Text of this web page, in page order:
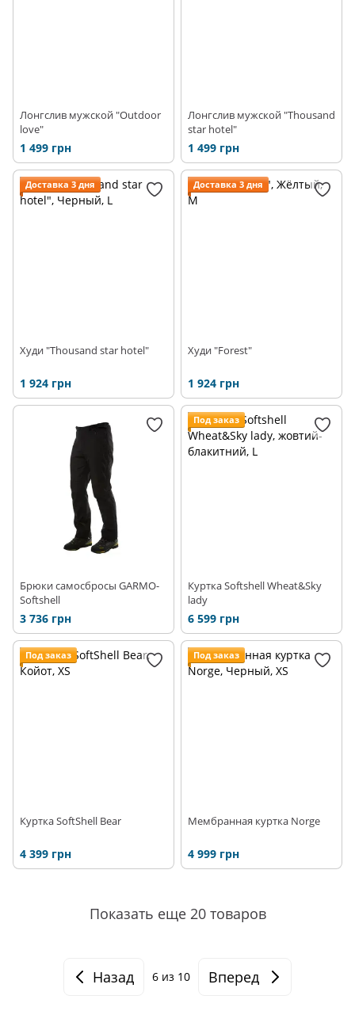
Лонгслив мужской "Outdoor
love"
1 499 грн
Лонгслив мужской "Thousand
star hotel"
1 499 грн
Доставка 3 дня
Худи "Thousand star hotel"
1 924 грн
Доставка 3 дня
Худи "Forest"
1 924 грн
Брюки самосбросы GARMO-
Softshell
3 736 грн
Под заказ
Куртка Softshell Wheat&Sky
lady
6 599 грн
Под заказ
Куртка SoftShell Bear
4 399 грн
Под заказ
Мембранная куртка Norge
4 999 грн
Показать еще 20 товаров
Назад 6 из 10 Вперед